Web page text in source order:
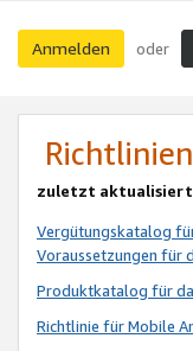
Anmelden oder
zuletzt aktualisiert
Vergütungskatalog
Voraussetzungen für
Produktkatalog für
Richtlinie für Mobile